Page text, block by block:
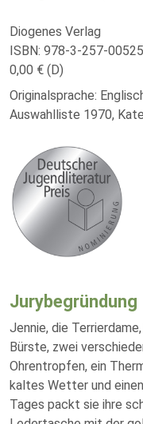
Diogenes Verlag
ISBN: 978-3-257-
0,00 € (D)
Originalsprache:
Auswahlliste 1970,
Jurybegründung
Jennie, die
Bürste, zwei
Ohrentropfen, ein
kaltes Wetter und
Tages packt sie ihre